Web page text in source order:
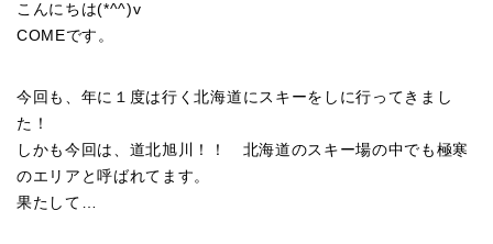
こんにちは(*^^)v
COMEです。
今回も、年に１度は行く北海道にスキーをしに行ってきまし
た！
しかも今回は、道北旭川！！ 北海道のスキー場の中でも極寒
のエリアと呼ばれてます。
果たして…